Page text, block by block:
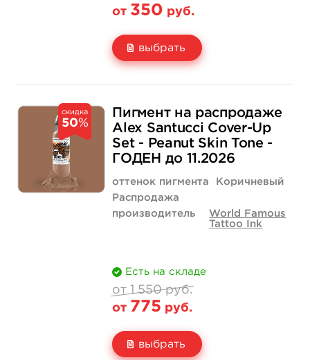
от 350 руб.
выбрать
Количество
700 руб.
350 руб.
купить
скидка
50%
Пигмент на распродаже
Alex Santucci Cover-Up
Set - Peanut Skin Tone -
ГОДЕН до 11.2026
оттенок пигмента
Коричневый
Распродажа
производитель
World Famous
Tattoo Ink
Есть на складе
от 1 550 руб.
от 775 руб.
выбрать